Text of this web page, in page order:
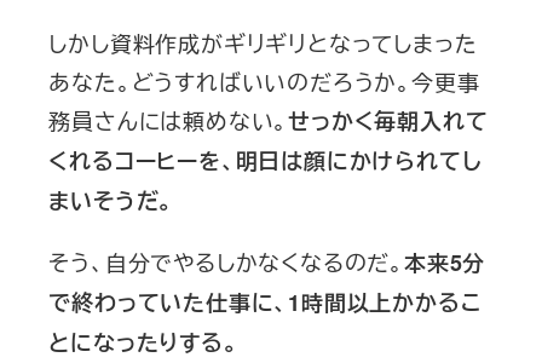
しかし資料作成がギリギリとなってしまった
あなた。どうすればいいのだろうか。今更事
務員さんには頼めない。せっかく毎朝入れて
くれるコーヒーを、明日は顔にかけられてし
まいそうだ。
そう、自分でやるしかなくなるのだ。本来5分
で終わっていた仕事に、1時間以上かかるこ
とになったりする。